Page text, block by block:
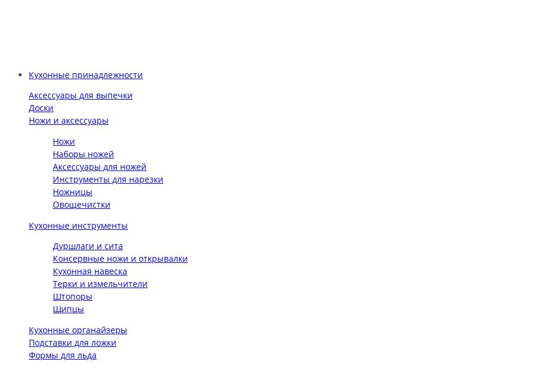
Кухонные принадлежности
Аксессуары для выпечки
Доски
Ножи и аксессуары
Ножи
Наборы ножей
Аксессуары для ножей
Инструменты для нарезки
Ножницы
Овощечистки
Кухонные инструменты
Дуршлаги и сита
Консервные ножи и открывалки
Кухонная навеска
Терки и измельчители
Штопоры
Щипцы
Кухонные органайзеры
Подставки для ложки
Формы для льда